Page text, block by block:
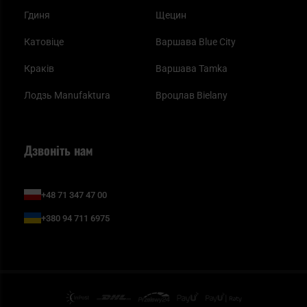
Гдиня
Катовіце
Краків
Лодзь Manufaktura
Щецин
Варшава Blue City
Варшава Tamka
Вроцлав Bielany
Дзвоніть нам
+48 71 347 47 00
+380 94 711 6975